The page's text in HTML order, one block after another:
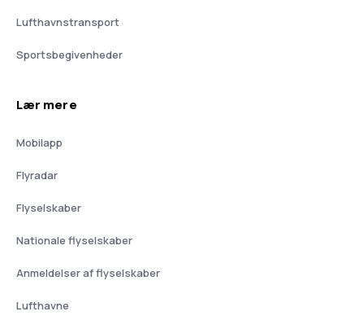
Lufthavnstransport
Sportsbegivenheder
Lær mere
Mobilapp
Flyradar
Flyselskaber
Nationale flyselskaber
Anmeldelser af flyselskaber
Lufthavne